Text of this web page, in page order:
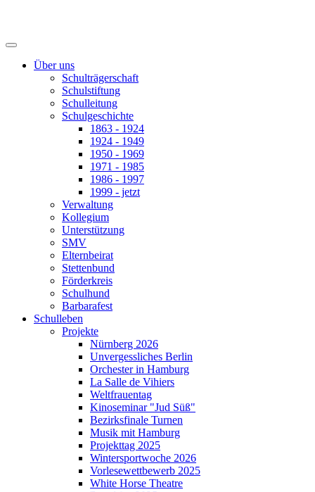
Über uns
Schulträgerschaft
Schulstiftung
Schulleitung
Schulgeschichte
1863 - 1924
1924 - 1949
1950 - 1969
1971 - 1985
1986 - 1997
1999 - jetzt
Verwaltung
Kollegium
Unterstützung
SMV
Elternbeirat
Stettenbund
Förderkreis
Schulhund
Barbarafest
Schulleben
Projekte
Nürnberg 2026
Unvergessliches Berlin
Orchester in Hamburg
La Salle de Vihiers
Weltfrauentag
Kinoseminar "Jud Süß"
Bezirksfinale Turnen
Musik mit Hamburg
Projekttag 2025
Wintersportwoche 2026
Vorlesewettbewerb 2025
White Horse Theatre